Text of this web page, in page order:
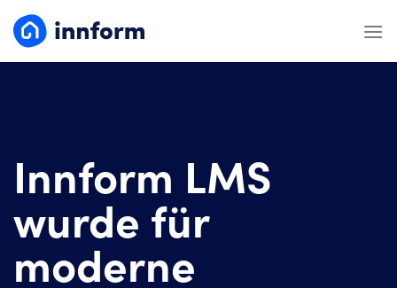
Inhalt
Innform LMS
wurde für
moderne